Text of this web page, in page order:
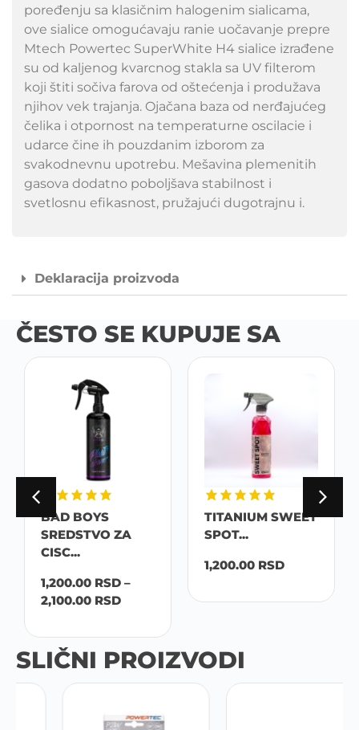
poređenju sa klasičnim halogenim sialicama,
ove sialice omogućavaju ranie uočavanje prepre
Mtech Powertec SuperWhite H4 sialice izrađene
su od kaljenog kvarcnog stakla sa UV filterom
koji štiti sočiva farova od oštećenja i produžava
njihov vek trajanja. Ojačana baza od nerđajućeg
čelika i otpornost na temperaturne oscilacie i
udarce čine ih pouzdanim izborom za
svakodnevnu upotrebu. Mešavina plemenitih
gasova dodatno poboljšava stabilnost i
svetlosnu efikasnost, pružajući dugotrajnu i.
Deklaracija proizvoda
ČESTO SE KUPUJE SA
BAD BOYS
SREDSTVO ZA
CISC...
1,200.00 RSD –
2,100.00 RSD
TITANIUM SWEET
SPOT...
1,200.00 RSD
SLIČNI PROIZVODI